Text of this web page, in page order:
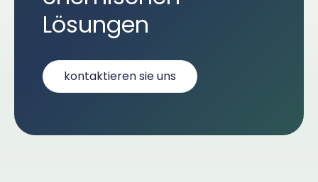
Lösungen
kontaktieren sie uns